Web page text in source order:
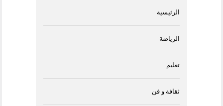
الرئيسية
الرياضة
تعليم
ثقافة و فن